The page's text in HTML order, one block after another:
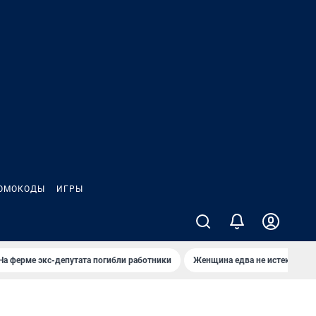
ИГРЫ
На ферме экс-депутата погибли работники Женщина едва не истекла